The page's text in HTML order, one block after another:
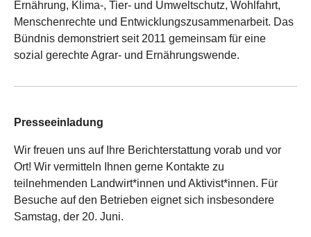
Ernährung, Klima-, Tier- und Umweltschutz, Wohlfahrt,
Menschenrechte und Entwicklungszusammenarbeit. Das
Bündnis demonstriert seit 2011 gemeinsam für eine
sozial gerechte Agrar- und Ernährungswende.
Presseeinladung
Wir freuen uns auf Ihre Berichterstattung vorab und vor
Ort! Wir vermitteln Ihnen gerne Kontakte zu
teilnehmenden Landwirt*innen und Aktivist*innen. Für
Besuche auf den Betrieben eignet sich insbesondere
Samstag, der 20. Juni.